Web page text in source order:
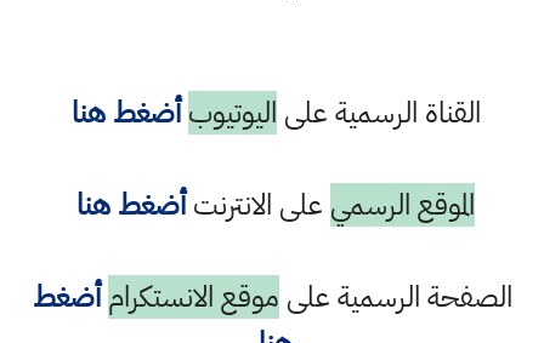
القناة الرسمية على اليوتيوب أضغط هنا
الموقع الرسمي على الانترنتأضغط هنا
الصفحة الرسمية على موقع الانستكرام أضغط